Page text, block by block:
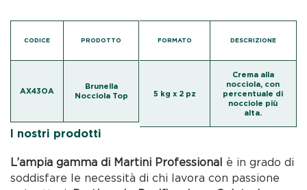
CODICE PRODOTTO
AX43OA
Brunella
Nocciola Top
FORMATO DESCRIZIONE
5 kg x 2 pz
Crema alla
nocciola, con
percentuale di
nocciole più
alta.
I nostri prodotti
L’ampia gamma di Martini Professional è in grado di
soddisfare le necessità di chi lavora con passione